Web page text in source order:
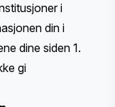
i
din i
dine siden 1.
gi